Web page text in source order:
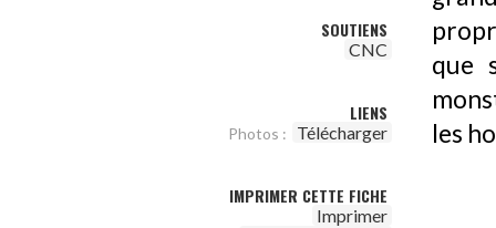
SOUTIENS
CNC
LIENS
Photos : Télécharger
IMPRIMER CETTE FICHE
Imprimer
que
les